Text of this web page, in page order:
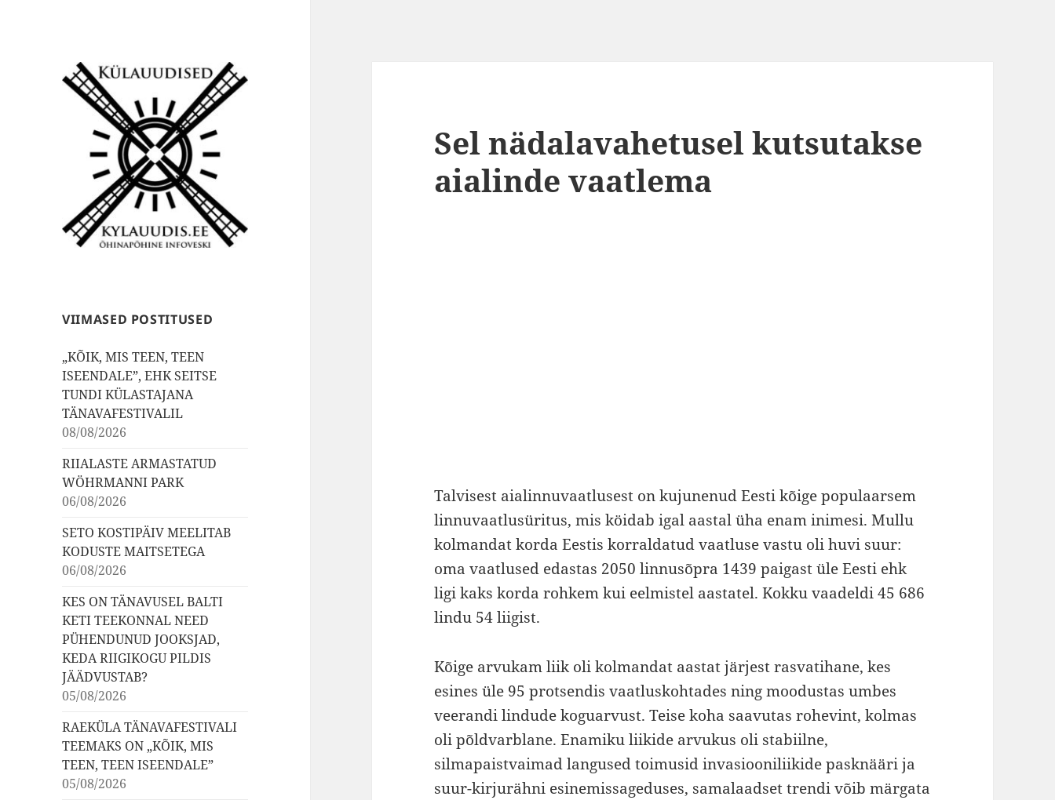
VIIMASED POSTITUSED
„KÕIK, MIS TEEN, TEEN
ISEENDALE”, EHK SEITSE
TUNDI KÜLASTAJANA
TÄNAVAFESTIVALIL
08/08/2026
RIIALASTE ARMASTATUD
WÖHRMANNI PARK
06/08/2026
SETO KOSTIPÄIV MEELITAB
KODUSTE MAITSETEGA
06/08/2026
KES ON TÄNAVUSEL BALTI
KETI TEEKONNAL NEED
PÜHENDUNUD JOOKSJAD,
KEDA RIIGIKOGU PILDIS
JÄÄDVUSTAB?
05/08/2026
RAEKÜLA TÄNAVAFESTIVALI
TEEMAKS ON „KÕIK, MIS
TEEN, TEEN ISEENDALE”
05/08/2026
Sel nädalavahetusel kutsutakse
aialinde vaatlema
Talvisest aialinnuvaatlusest on kujunenud Eesti kõige populaarsem
linnuvaatlusüritus, mis köidab igal aastal üha enam inimesi. Mullu
kolmandat korda Eestis korraldatud vaatluse vastu oli huvi suur:
oma vaatlused edastas 2050 linnusõpra 1439 paigast üle Eesti ehk
ligi kaks korda rohkem kui eelmistel aastatel. Kokku vaadeldi 45 686
lindu 54 liigist.
Kõige arvukam liik oli kolmandat aastat järjest rasvatihane, kes
esines üle 95 protsendis vaatluskohtades ning moodustas umbes
veerandi lindude koguarvust. Teise koha saavutas rohevint, kolmas
oli põldvarblane. Enamiku liikide arvukus oli stabiilne,
silmapaistvaimad langused toimusid invasiooniliikide pasknääri ja
suur-kirjurähni esinemissageduses, samalaadset trendi võib märgata